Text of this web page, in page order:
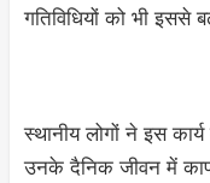
गतिविधियों को भी इससे
स्थानीय लोगों ने इस
उनके दैनिक जीवन में